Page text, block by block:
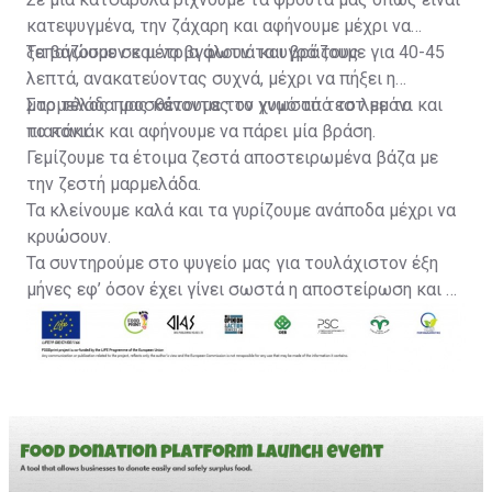
κατεψυγμένα, την ζάχαρη και αφήνουμε μέχρι να
ξεπαγώσουν και να βγάλουν τα υγρά τους.
Τα βάζουμε σε μέτρια φωτιά και βράζουμε για 40-45
λεπτά, ανακατεύοντας συχνά, μέχρι να πήξει η
μαρμελάδα μας κάνοντας το γνωστό τεστ με το
πιατάκι.
Στο τέλος προσθέτουμε τον χυμό από το λεμόνι και
το κονιάκ και αφήνουμε να πάρει μία βράση.
Γεμίζουμε τα έτοιμα ζεστά αποστειρωμένα βάζα με
την ζεστή μαρμελάδα.
Τα κλείνουμε καλά και τα γυρίζουμε ανάποδα μέχρι να
κρυώσουν.
Τα συντηρούμε στο ψυγείο μας για τουλάχιστον έξη
μήνες εφ’ όσον έχει γίνει σωστά η αποστείρωση και το
σφράγισμα.